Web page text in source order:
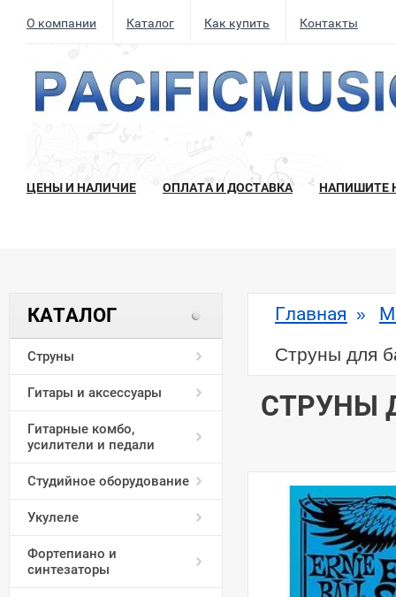
О компании Каталог Как купить Контакты
ЦЕНЫ И НАЛИЧИЕ ОПЛАТА И ДОСТАВКА НАПИШИТЕ
Главная »
Струны для
СТРУНЫ
КАТАЛОГ
Струны
Гитары и аксессуары
Гитарные комбо,
усилители и педали
Студийное оборудование
Укулеле
Фортепиано и
синтезаторы